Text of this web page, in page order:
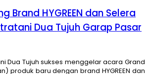
Brand HYGREEN dan Selera
Dua Tujuh Garap Pasar
Dua Tujuh sukses menggelar acara Grand
produk baru dengan brand HYGREEN dan